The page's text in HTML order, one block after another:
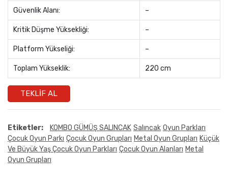
Güvenlik Alanı: –
Kritik Düşme Yüksekliği: –
Platform Yükseliği: –
Toplam Yükseklik: 220 cm
TEKLIF AL
Etiketler: KOMBO GÜMÜŞ SALINCAK Salıncak Oyun Parkları
Çocuk Oyun Parkı Çocuk Oyun Grupları Metal Oyun Grupları Küçük
Ve Büyük Yaş Çocuk Oyun Parkları Çocuk Oyun Alanları Metal
Oyun Grupları